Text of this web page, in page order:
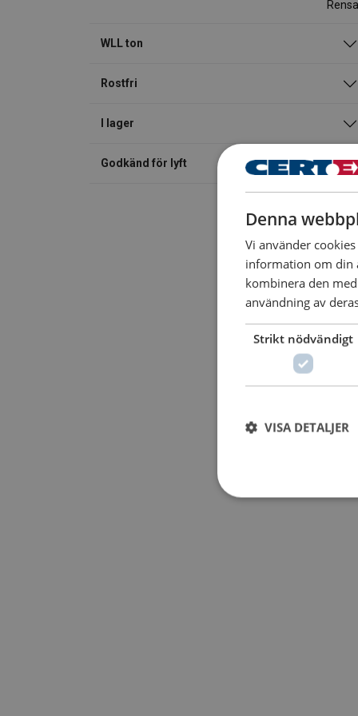
Rensa
WLL ton
Rostfri
I lager
Godkänd för lyft
Denna
Vi använder
information om din
kombinera den
användning av
Strikt nödvändigt
VISA DETALJER